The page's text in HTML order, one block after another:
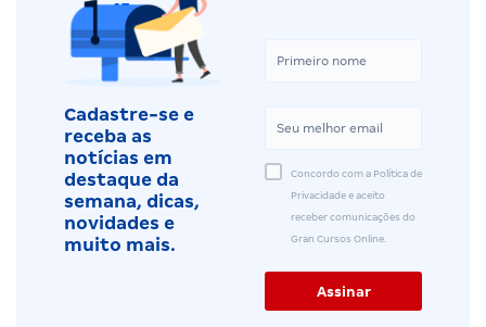
Cadastre-se e
receba as
notícias em
destaque da
semana, dicas,
novidades e
muito mais.
Concordo com a Política de
Privacidade e aceito
receber comunicações do
Gran Cursos Online.